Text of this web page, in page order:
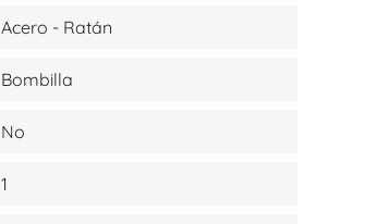
Acero - Ratán
Bombilla
No
1